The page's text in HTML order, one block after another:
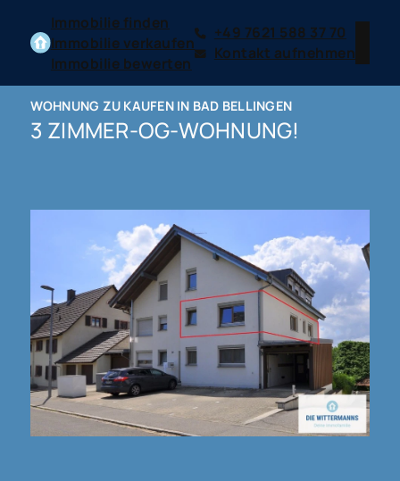
Immobilie finden
Immobilie verkaufen
Immobilie bewerten
+49 7621 588 37 70
Kontakt aufnehmen
WOHNUNG ZU KAUFEN IN BAD BELLINGEN
3 ZIMMER-OG-WOHNUNG!